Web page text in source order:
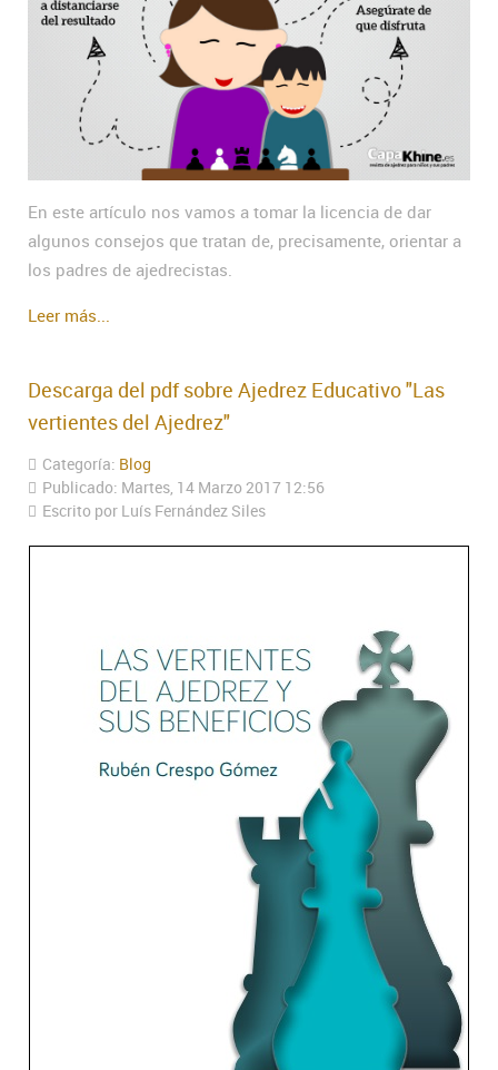
En este artículo nos vamos a tomar la licencia de dar
algunos consejos que tratan de, precisamente, orientar a
los padres de ajedrecistas.
Leer más...
Descarga del pdf sobre Ajedrez Educativo "Las
vertientes del Ajedrez"
Categoría: Blog
Publicado: Martes, 14 Marzo 2017 12:56
Escrito por Luís Fernández Siles